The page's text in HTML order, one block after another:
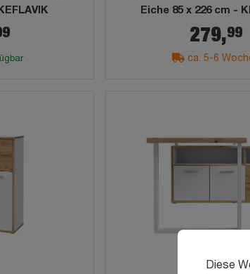
Eiche 85 x 226 cm -
279,99
ca. 5-6
Diese